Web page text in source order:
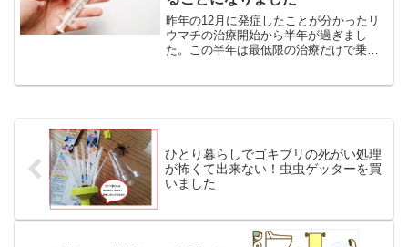
昨年の12月に発症したことが分かったリ
ウマチの治療開始から半年が過ぎまし
た。この半年は最低限の治療だけで乗り
ひとり暮らしでゴキブリの死がい処理
が怖くて出来ない！虫虫ゲッターを買
いました